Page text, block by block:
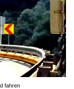
fahren